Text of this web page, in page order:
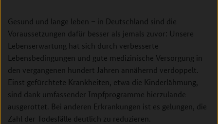
Forschung
gestalten
Krankheiten
besser
verstehen,
schneller
erkennen,
zielgerichteter
behandeln
und
künftig
Gesund und lange leben – in Deutschland sind die
Voraussetzungen dafür besser als jemals zuvor: Unsere
Lebenserwartung hat sich durch verbesserte
Lebensbedingungen und gute medizinische Versorgung in
den vergangenen hundert Jahren annähernd verdoppelt.
Einst gefürchtete Krankheiten, etwa die Kinderlähmung,
sind dank umfassender Impfprogramme hierzulande
ausgerottet. Bei anderen Erkrankungen ist es gelungen, die
Zahl der Todesfälle deutlich zu reduzieren.